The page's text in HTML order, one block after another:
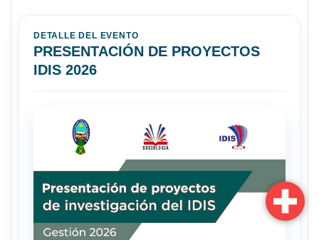
DETALLE DEL EVENTO
PRESENTACIÓN DE PROYECTOS
IDIS 2026